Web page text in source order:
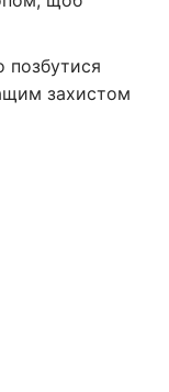
захистом